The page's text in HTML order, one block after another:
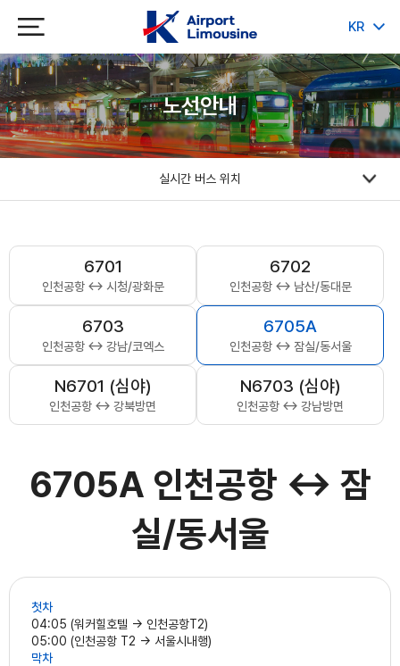
KR
JP
CH
EN
노선안내
실시간 버스 위치
6701
인천공항 ↔ 시청/광화문
6702
인천공항 ↔ 남산/동대문
6703
인천공항 ↔ 강남/코엑스
6705A
인천공항 ↔ 잠실/동서울
N6701 (심야)
인천공항 ↔ 강북방면
N6703 (심야)
인천공항 ↔ 강남방면
6705A 인천공항 ↔ 잠
실/동서울
첫차
04:05 (워커힐호텔 → 인천공항T2)
05:00 (인천공항 T2 → 서울시내행)
막차